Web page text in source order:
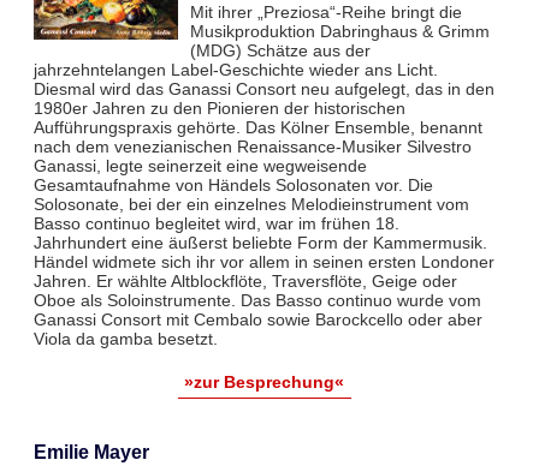
Mit ihrer „Preziosa“-Reihe bringt die
Musikproduktion Dabringhaus & Grimm
(MDG) Schätze aus der
jahrzehntelangen Label-Geschichte wieder ans Licht.
Diesmal wird das Ganassi Consort neu aufgelegt, das in den
1980er Jahren zu den Pionieren der historischen
Aufführungspraxis gehörte. Das Kölner Ensemble, benannt
nach dem venezianischen Renaissance-Musiker Silvestro
Ganassi, legte seinerzeit eine wegweisende
Gesamtaufnahme von Händels Solosonaten vor. Die
Solosonate, bei der ein einzelnes Melodieinstrument vom
Basso continuo begleitet wird, war im frühen 18.
Jahrhundert eine äußerst beliebte Form der Kammermusik.
Händel widmete sich ihr vor allem in seinen ersten Londoner
Jahren. Er wählte Altblockflöte, Traversflöte, Geige oder
Oboe als Soloinstrumente. Das Basso continuo wurde vom
Ganassi Consort mit Cembalo sowie Barockcello oder aber
Viola da gamba besetzt.
»zur Besprechung«
Emilie Mayer